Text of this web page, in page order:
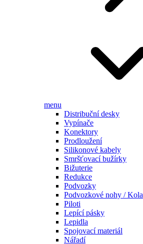
menu
Distribuční desky
Vypínače
Konektory
Prodloužení
Silikonové kabely
Smršťovací bužírky
Bižuterie
Redukce
Podvozky
Podvozkové nohy / Kola
Piloti
Lepící pásky
Lepidla
Spojovací materiál
Nářadí